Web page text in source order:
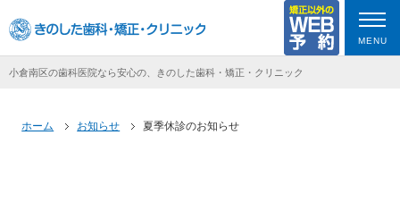
小倉南区の歯科医院なら安心の、きのした歯科・矯正・クリニック
MENU
ホーム お知らせ 夏季休診のお知らせ